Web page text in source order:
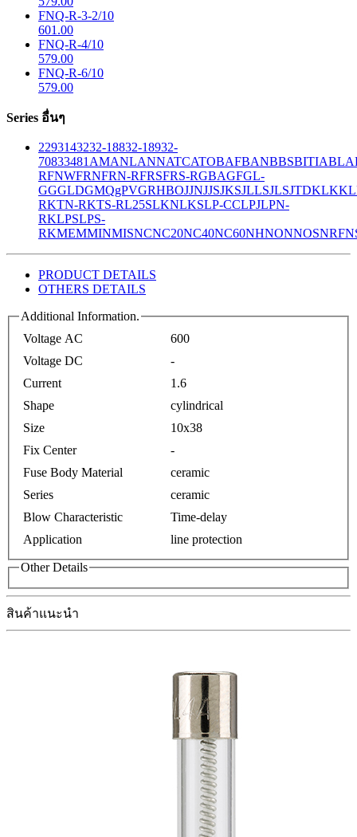
FNQ-R-3-2/10
601.00
FNQ-R-4/10
579.00
FNQ-R-6/10
579.00
Series อื่นๆ
2293143232-18832-18932-
70833481 AMANLANNATCATOBAFBANBBSBITIABLA
RFNWFRNFRN-RFRSFRS-RGBAGFGL-
GGGLDGMQgPVGRHBOJJNJJSJKSJLLSJLSJTDKLK
RKTN-RKTS-RL25SLKNLKSLP-CCLPJLPN-
RKLPSLPS-
RKMEMMINMISNCNC20NC40NC60NHNONNOSNRF
PRODUCT DETAILS
OTHERS DETAILS
Additional Information.
Voltage AC
600
Voltage DC
-
Current
1.6
Shape
cylindrical
Size
10x38
Fix Center
-
Fuse Body Material
ceramic
Series
ceramic
Blow Characteristic
Time-delay
Application
line protection
Other Details
สินค้าแนะนำ